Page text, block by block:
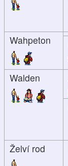
Wahpeton
Walden
Želví rod